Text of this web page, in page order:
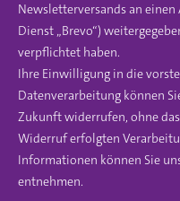
Newsletterversands an
Dienst „Brevo“)
verpflichtet haben.
Ihre Einwilligung in die
Datenverarbeitung können
Zukunft widerrufen, ohne
Widerruf erfolgten
Informationen können Sie
entnehmen.